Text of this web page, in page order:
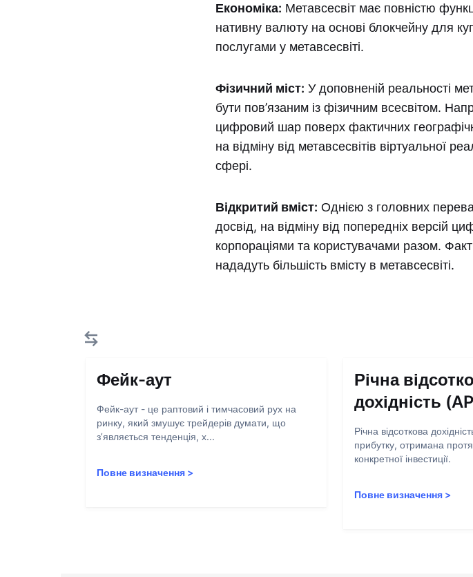
Економіка: Метавсесвіт має повністю
нативну валюту на основі блокчейну для
послугами у метавсесвіті.
Фізичний міст: У доповненій реальності
бути пов’язаним із фізичним всесвітом.
цифровий шар поверх фактичних
на відміну від метавсесвітів віртуальної
сфері.
Відкритий вміст: Однією з головних
досвід, на відміну від попередніх версій
корпораціями та користувачами разом.
нададуть більшість вмісту в метавсесвіті.
Фейк-аут
Фейк-аут - це раптовий і тимчасовий рух на
ринку, який змушує трейдерів думати, що
з’являється тенденція, х...
Повне визначення >
Річна
дохідність
Річна відсоткова
прибутку, отримана
конкретної інвестиції.
Повне визначення >